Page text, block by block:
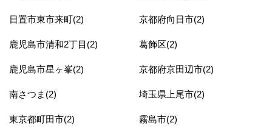
日置市東市来町(2) 京都府向日市(2)
鹿児島市清和2丁目(2) 葛飾区(2)
鹿児島市星ヶ峯(2) 京都府京田辺市(2)
南さつま(2) 埼玉県上尾市(2)
東京都町田市(2) 霧島市(2)